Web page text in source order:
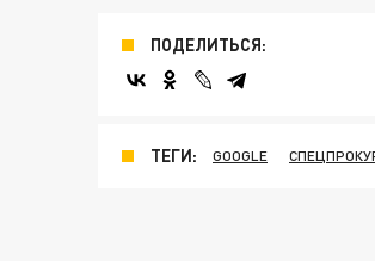
ПОДЕЛИТЬСЯ:
ТЕГИ: GOOGLE